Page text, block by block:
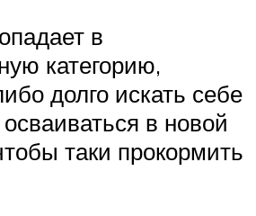
в
категорию,
долго искать себе
в новой
таки прокормить